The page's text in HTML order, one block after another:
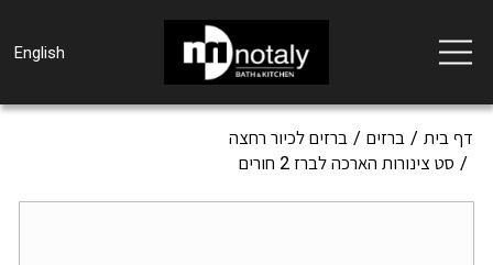
Toggle
navigation
English
דף בית ברזים
ברזים לכיור רחצה
סט צינורות הארכה לברז 2 חורים